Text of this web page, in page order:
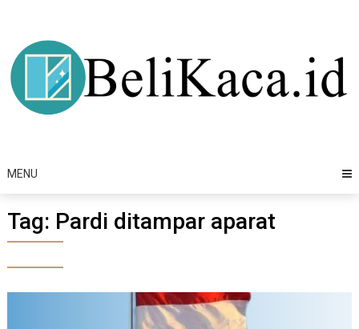
content
MENU
Tag: Pardi ditampar aparat